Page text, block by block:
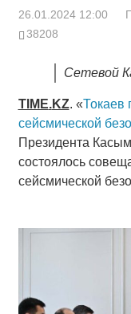
26.01.2024 12:00
38208
Сетевой
TIME.KZ. «Токаев
сейсмической
Президента
состоялось
сейсмической